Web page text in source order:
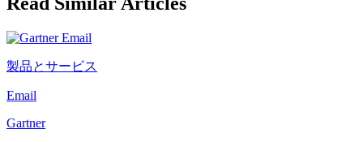
製品とサービス
Email
Gartner